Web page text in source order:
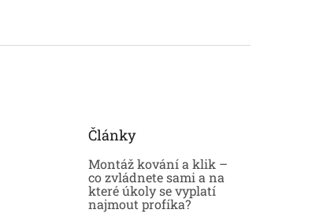
Články
Montáž kování a klik –
co zvládnete sami a na
které úkoly se vyplatí
najmout profíka?